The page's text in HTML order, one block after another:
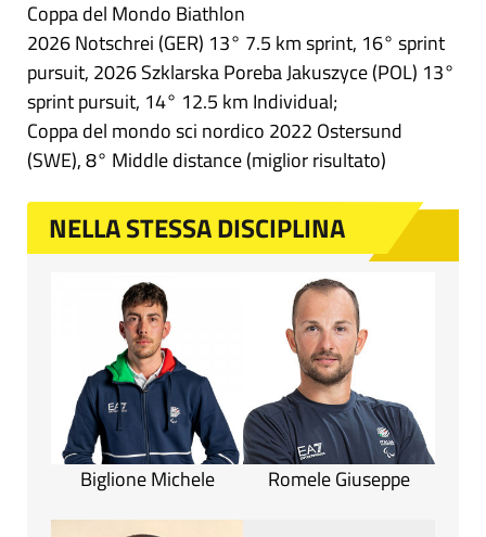
Coppa del Mondo Biathlon
2026 Notschrei (GER) 13° 7.5 km sprint, 16° sprint
pursuit, 2026 Szklarska Poreba Jakuszyce (POL) 13°
sprint pursuit, 14° 12.5 km Individual;
Coppa del mondo sci nordico 2022 Ostersund
(SWE), 8° Middle distance (miglior risultato)
NELLA STESSA DISCIPLINA
Biglione Michele Romele Giuseppe